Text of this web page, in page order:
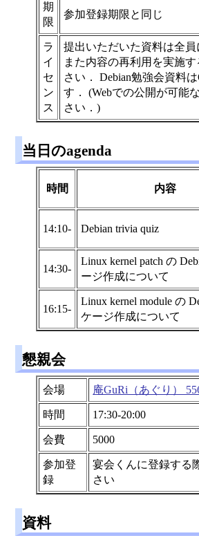
期
限
参加登録期限と同じ
ラ
イ
セ
ン
ス
提出いただいた資料は全員
また内容の再利用を実施
さい． Debian勉強会資料
す． (Webでの公開が可能
さい．)
当日のagenda
時間 内容
14:10- Debian trivia quiz
14:30-
Linux kernel patch の
ージ作成について
16:15-
Linux kernel module の
ケージ作成について
懇親会
会場 庵GuRi（あぐり）
時間 17:30-20:00
会費 5000
参加登
録
宴会くんに登録する
さい
資料